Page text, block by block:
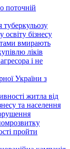
поточній
туберкульозу
бізнесу
вмирають
ліків
і не
України з
житла від
та населення
пройти